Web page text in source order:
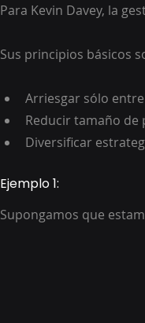
Para Kevin Davey, la
Sus principios básicos
Arriesgar sólo
Reducir tamaño de
Diversificar
Ejemplo 1:
Supongamos que